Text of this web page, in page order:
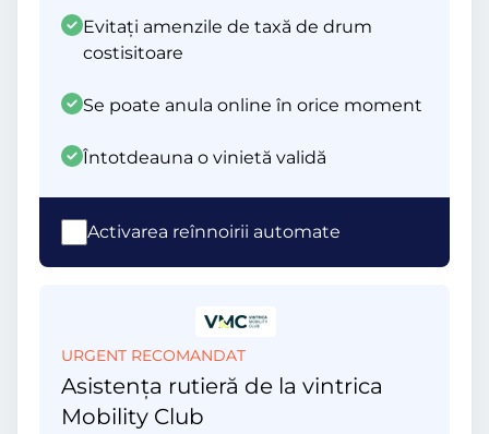
Evitați amenzile de taxă de drum
costisitoare
Se poate anula online în orice moment
Întotdeauna o vinietă validă
Activarea reînnoirii automate
URGENT RECOMANDAT
Asistența rutieră de la vintrica
Mobility Club